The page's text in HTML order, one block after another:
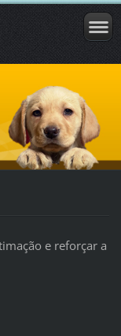
e reforçar a